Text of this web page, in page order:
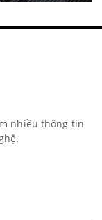
nhiều thông tin